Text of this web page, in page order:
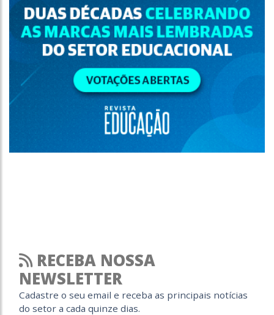
RECEBA NOSSA
NEWSLETTER
Cadastre o seu email e receba as principais notícias
do setor a cada quinze dias.